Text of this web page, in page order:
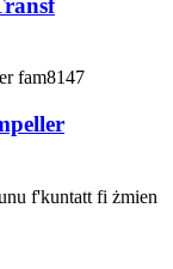
f'kuntatt fi żmien